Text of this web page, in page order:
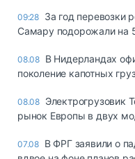
09:28 За год перевозки
Самару подорожали на
08.08 В Нидерландах
поколение капотных
08.08 Электрогрузовик
рынок Европы в двух
07.08 В ФРГ заявили о